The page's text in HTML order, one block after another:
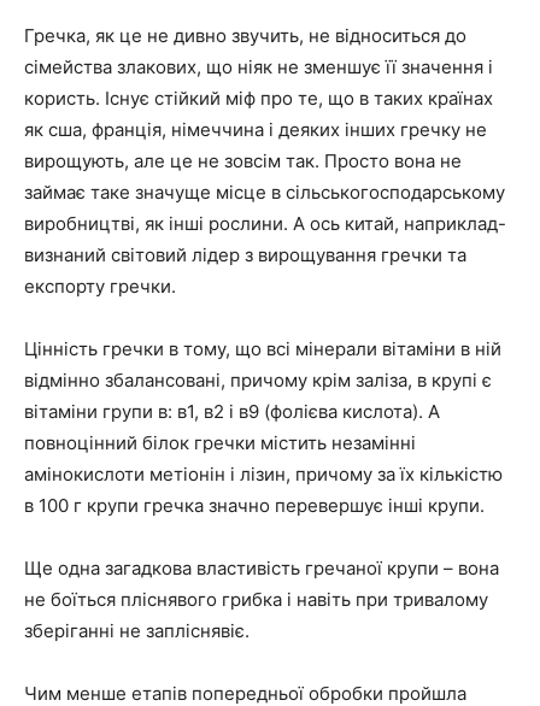
Гречка, як це не дивно звучить, не відноситься до
сімейства злакових, що ніяк не зменшує її значення і
користь. Існує стійкий міф про те, що в таких країнах
як сша, франція, німеччина і деяких інших гречку не
вирощують, але це не зовсім так. Просто вона не
займає таке значуще місце в сільськогосподарському
виробництві, як інші рослини. А ось китай, наприклад-
визнаний світовий лідер з вирощування гречки та
експорту гречки.
Цінність гречки в тому, що всі мінерали вітаміни в ній
відмінно збалансовані, причому крім заліза, в крупі є
вітаміни групи в: в1, в2 і в9 (фолієва кислота). А
повноцінний білок гречки містить незамінні
амінокислоти метіонін і лізин, причому за їх кількістю
в 100 г крупи гречка значно перевершує інші крупи.
Ще одна загадкова властивість гречаної крупи – вона
не боїться пліснявого грибка і навіть при тривалому
зберіганні не запліснявіє.
Чим менше етапів попередньої обробки пройшла